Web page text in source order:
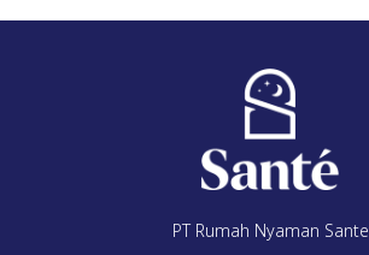
PT Rumah Nyaman Sante